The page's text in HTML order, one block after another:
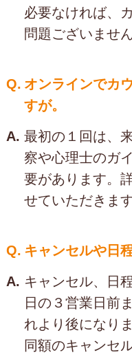
必要なければ、
問題ございません
Q. オンラインでカ
すが。
A. 最初の１回は、
察や心理士のガ
要があります。
せていただきます
Q. キャンセルや日
A. キャンセル、日
日の３営業日前
れより後になり
同額のキャンセ